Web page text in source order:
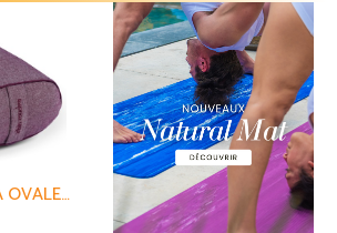
BOLSTER DE YOGA OVALE EN CHAMBRAY DE COTON BIOLOGIQUE - ÉPEAUTRE